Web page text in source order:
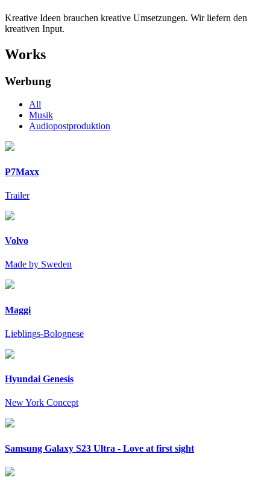
Kreative Ideen brauchen kreative Umsetzungen. Wir liefern den
kreativen Input.
Works
Werbung
All
Musik
Audiopostproduktion
P7Maxx
Trailer
Volvo
Made by Sweden
Maggi
Lieblings-Bolognese
Hyundai Genesis
New York Concept
Samsung Galaxy S23 Ultra - Love at first sight